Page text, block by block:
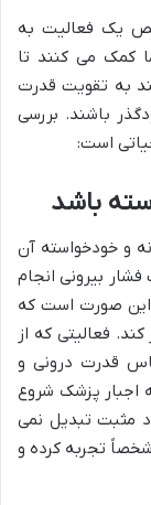
یک فعالیت به
کمک می کنند تا
به تقویت قدرت
باشند. بررسی
است:
و خودخواسته آن
بیرونی انجام
این صورت است که
کند. فعالیتی که از
قدرت درونی و
اجبار پزشک شروع
مثبت تبدیل نمی
شخصاً تجربه کرده و